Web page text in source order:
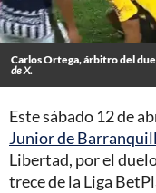
Carlos Ortega, árbitro del
de X.
Este sábado 12 de
Junior de
Libertad, por el
trece de la Liga